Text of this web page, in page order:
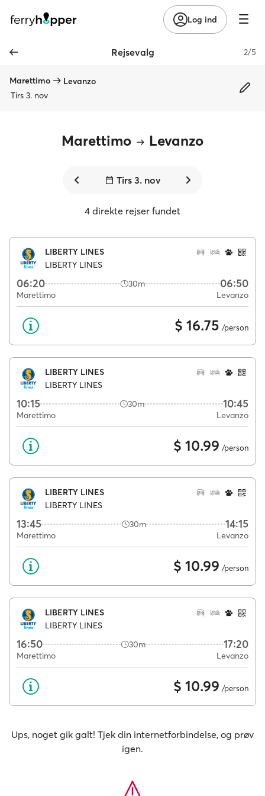
Log ind
Rejsevalg 2/5
Marettimo
Levanzo
Tirs 3. nov
Marettimo Levanzo
Tirs 3. nov
4 direkte rejser fundet
LIBERTY LINES
LIBERTY LINES
06:20 30m 06:50
Marettimo Levanzo
$ 16.75 /person
LIBERTY LINES
LIBERTY LINES
10:15 30m 10:45
Marettimo Levanzo
$ 10.99 /person
LIBERTY LINES
LIBERTY LINES
13:45 30m 14:15
Marettimo Levanzo
$ 10.99 /person
LIBERTY LINES
LIBERTY LINES
16:50 30m 17:20
Marettimo Levanzo
$ 10.99 /person
Ups, noget gik galt! Tjek din internetforbindelse, og prøv
igen.